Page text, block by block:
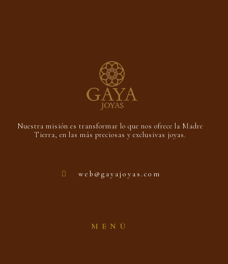
Nuestra misión es transformar lo que nos ofrece la Madre
Tierra, en las más preciosas y exclusivas joyas.
web@gayajoyas.com
MENÚ